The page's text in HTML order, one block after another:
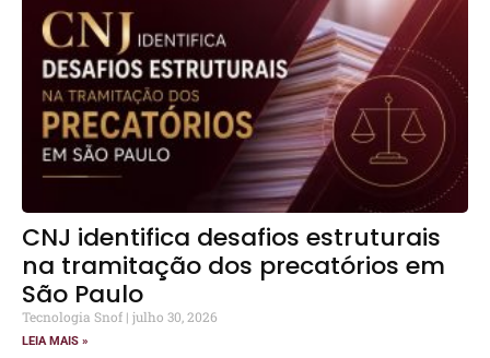
CNJ identifica desafios estruturais
na tramitação dos precatórios em
São Paulo
Tecnologia Snof julho 30, 2026
LEIA MAIS »